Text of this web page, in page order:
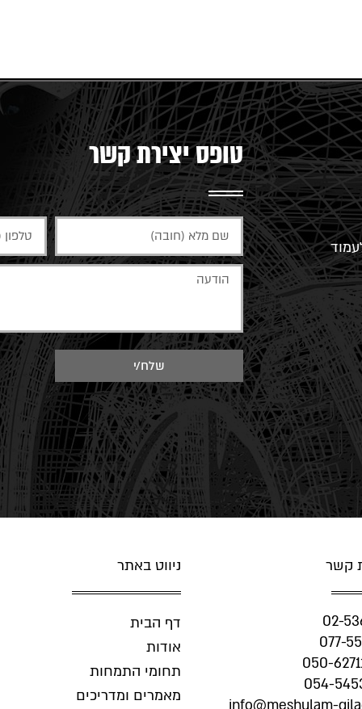
טופס יצירת קשר
שלח/י
קשר
02-
050-
054-
ניווט באתר
דף הבית
אודות
תחומי התמחות
מאמרים ומדריכים